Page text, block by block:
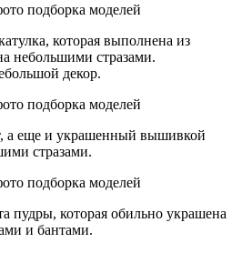
которая выполнена из
небольшими стразами.
декор.
а еще и украшенный вышивкой
стразами.
пудры, которая обильно украшена
и бантами.